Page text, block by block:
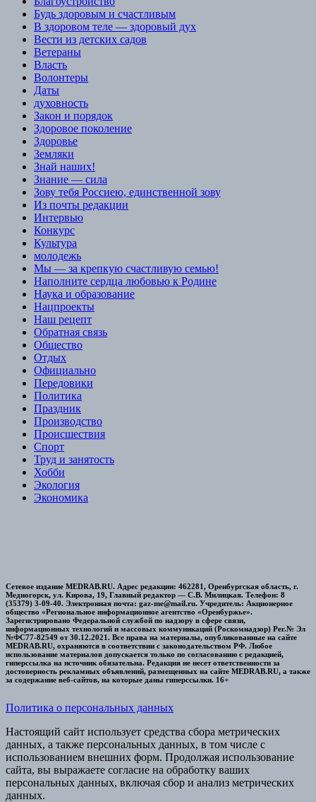
Будь здоровым и счастливым
В здоровом теле — здоровый дух
Вести из детских садов
Ветераны
Власть
Волонтеры
Даты
духовность
Закон и порядок
Здоровое поколение
Здоровье
Земляки
Знай наших!
Знание — сила
Зову тебя Россиею, единственной зову
Из почты редакции
Интервью
Конкурс
Культура
молодежь
Мы — за крепкую счастливую семью!
Наполните сердца любовью к Родине
Наука и образование
Нацпроекты
Наш рецепт
Обратная связь
Общество
Отдых
Официально
Передовики
Политика
Праздник
Производство
Происшествия
Спорт
Труд и занятость
Хобби
Экология
Экономика
Сетевое издание MEDRAB.RU. Адрес редакции: 462281, Оренбургская область, г.
Медногорск, ул. Кирова, 19, Главный редактор — С.В. Милицкая. Телефон: 8
(35379) 3-09-40. Электронная почта: gaz-me@mail.ru. Учредитель: Акционерное
общество «Региональное информационное агентство «Оренбуржье».
Зарегистрировано Федеральной службой по надзору в сфере связи,
информационных технологий и массовых коммуникаций (Роскомнадзор) Рег.№ Эл
№ФС77-82549 от 30.12.2021. Все права на материалы, опубликованные на сайте
MEDRAB.RU, охраняются в соответствии с законодательством РФ. Любое
использование материалов допускается только по согласованию с редакцией,
гиперссылка на источник обязательна. Редакция не несет ответственности за
достоверность рекламных объявлений, размещенных на сайте MEDRAB.RU, а также
за содержание веб-сайтов, на которые даны гиперссылки. 16+
Политика о персональных данных
Настоящий сайт использует средства сбора метрических
данных, а также персональных данных, в том числе с
использованием внешних форм. Продолжая использование
сайта, вы выражаете согласие на обработку ваших
персональных данных, включая сбор и анализ метрических
данных.